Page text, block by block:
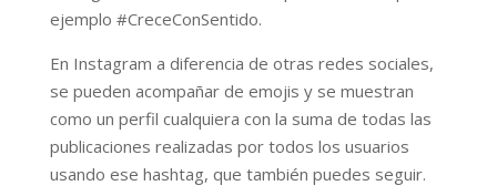
ejemplo #CreceConSentido.
En Instagram a diferencia de otras redes sociales,
se pueden acompañar de emojis y se muestran
como un perfil cualquiera con la suma de todas las
publicaciones realizadas por todos los usuarios
usando ese hashtag, que también puedes seguir.